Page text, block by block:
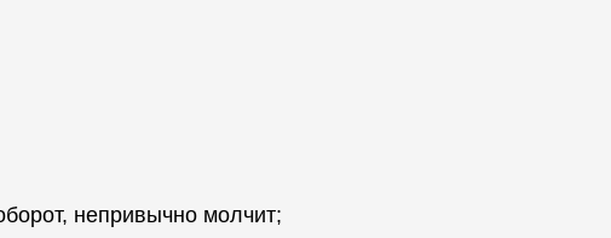
непривычно молчит;